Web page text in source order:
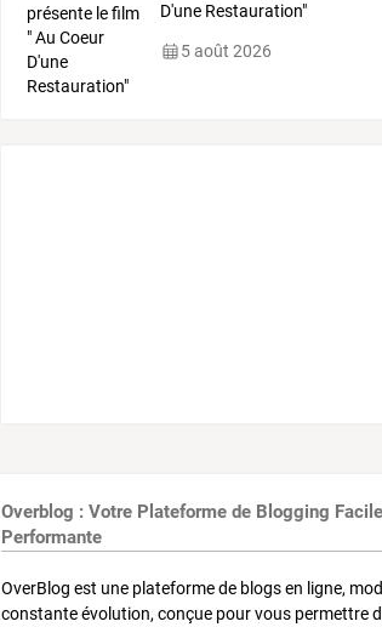
D'une Restauration"
5 août 2026
Overblog : Votre Plateforme de Blogging
Performante
OverBlog est une plateforme de blogs en ligne,
constante évolution, conçue pour vous permettre